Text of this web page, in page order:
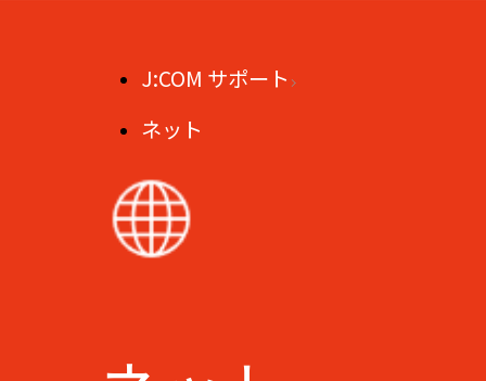
J:COM サポート
ネット